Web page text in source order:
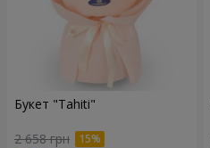
Букет "Tahiti"
2 658 грн